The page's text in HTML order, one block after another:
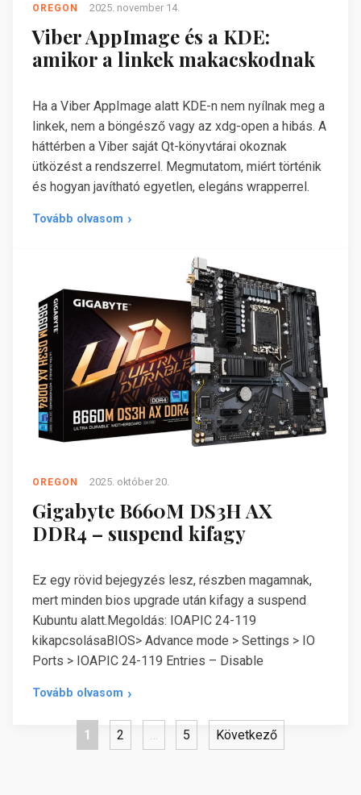
OREGON 2025. november 14.
Viber AppImage és a KDE:
amikor a linkek makacskodnak
Ha a Viber AppImage alatt KDE-n nem nyílnak meg a
linkek, nem a böngésző vagy az xdg-open a hibás. A
háttérben a Viber saját Qt-könyvtárai okoznak
ütközést a rendszerrel. Megmutatom, miért történik
és hogyan javítható egyetlen, elegáns wrapperrel.
Tovább olvasom
OREGON 2025. október 20.
Gigabyte B660M DS3H AX
DDR4 – suspend kifagy
Ez egy rövid bejegyzés lesz, részben magamnak,
mert minden bios upgrade után kifagy a suspend
Kubuntu alatt.Megoldás: IOAPIC 24-119
kikapcsolásaBIOS> Advance mode > Settings > IO
Ports > IOAPIC 24-119 Entries – Disable
Tovább olvasom
Bejegyzések
1 2 5 Következő